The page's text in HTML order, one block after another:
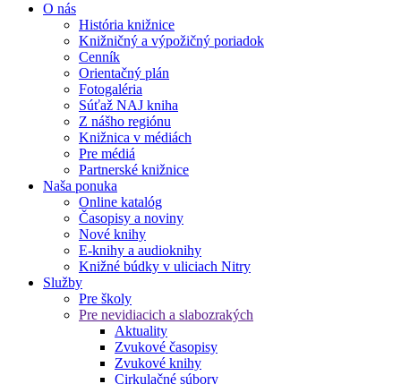
O nás
História knižnice
Knižničný a výpožičný poriadok
Cenník
Orientačný plán
Fotogaléria
Súťaž NAJ kniha
Z nášho regiónu
Knižnica v médiách
Pre médiá
Partnerské knižnice
Naša ponuka
Online katalóg
Časopisy a noviny
Nové knihy
E-knihy a audioknihy
Knižné búdky v uliciach Nitry
Služby
Pre školy
Pre nevidiacich a slabozrakých
Aktuality
Zvukové časopisy
Zvukové knihy
Cirkulačné súbory